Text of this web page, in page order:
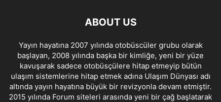
ABOUT US
Yayın hayatına 2007 yılında otobüscüler grubu olarak
başlayan, 2008 yılında başka bir kimliğe, yeni bir yüze
kavuşarak sadece otobüsçülere hitap etmeyip bütün
ulaşım sistemlerine hitap etmek adına Ulaşım Dünyası adı
altında yayın hayatına büyük bir revizyonla devam etmiştir.
2015 yılında Forum siteleri arasında yeni bir çağ başlatarak